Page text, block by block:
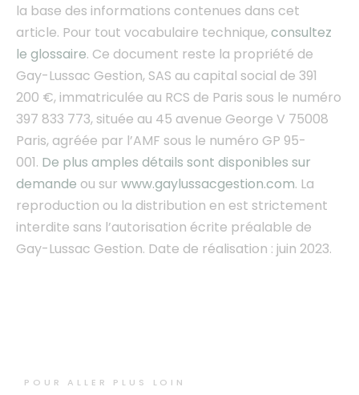
la base des informations contenues dans cet
article. Pour tout vocabulaire technique, consultez
le glossaire. Ce document reste la propriété de
Gay-Lussac Gestion, SAS au capital social de 391
200 €, immatriculée au RCS de Paris sous le numéro
397 833 773, située au 45 avenue George V 75008
Paris, agréée par l’AMF sous le numéro GP 95-
001. De plus amples détails sont disponibles sur
demande ou sur www.gaylussacgestion.com. La
reproduction ou la distribution en est strictement
interdite sans l’autorisation écrite préalable de
Gay-Lussac Gestion. Date de réalisation : juin 2023.
POUR ALLER PLUS LOIN